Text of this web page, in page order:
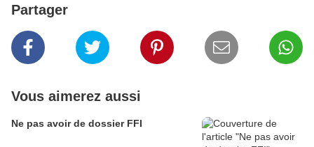
Partager
Vous aimerez aussi
Ne pas avoir de dossier FFI